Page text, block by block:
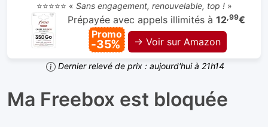
⭐⭐⭐⭐⭐ « Sans engagement, renouvelable, top !»
Prépayée avec appels illimités à 12,99€
Promo
-35% → Voir sur Amazon
Dernier relevé de prix : aujourd'hui à 21h14
Ma Freebox est bloquée